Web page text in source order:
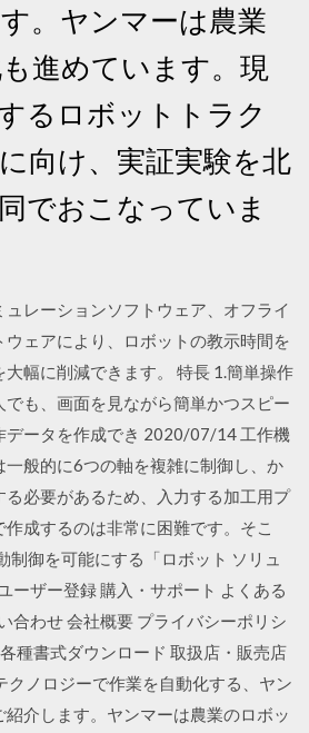
。ヤンマーは農業
進めています。現
るロボットトラク
向け、実証実験を北
でおこなっていま
ュレーションソフトウェア、オフライ
ウェアにより、ロボットの教示時間を
幅に削減できます。 特長 1.簡単操作
でも、画面を見ながら簡単かつスピー
データを作成でき 2020/07/14 工作機
般的に6つの軸を複雑に制御し、か
必要があるため、入力する加工用プ
成するのは非常に困難です。そこ
制御を可能にする「ロボット ソリュ
ーザー登録 購入・サポート よくある
合わせ 会社概要 プライバシーポリシ
種書式ダウンロード 取扱店・販売店
クノロジーで作業を自動化する、ヤン
介します。ヤンマーは農業のロボッ